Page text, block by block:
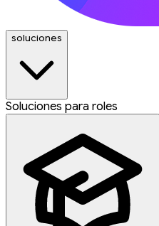
soluciones
Soluciones para roles